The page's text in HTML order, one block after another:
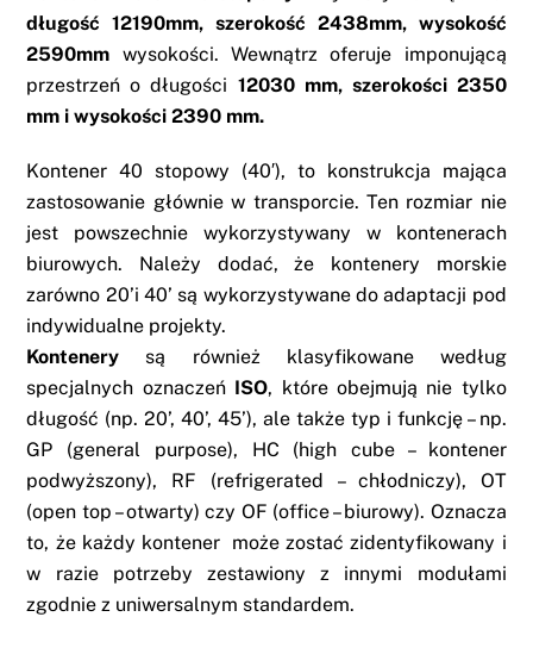
długość 12190mm, szerokość 2438mm, wysokość
2590mm wysokości. Wewnątrz oferuje imponującą
przestrzeń o długości 12030 mm, szerokości 2350
mm i wysokości 2390 mm.
Kontener40 stopowy (40′), to konstrukcja mająca
zastosowanie głównie w transporcie. Ten rozmiar nie
jest powszechnie wykorzystywany w kontenerach
biurowych. Należy dodać, że kontenery morskie
zarówno 20’i 40’ są wykorzystywane do adaptacji pod
indywidualne projekty.
Kontenery są również klasyfikowane według
specjalnych oznaczeń ISO, które obejmują nie tylko
długość (np. 20’, 40’, 45’), ale także typ i funkcję – np.
GP (general purpose), HC (high cube – kontener
podwyższony), RF (refrigerated – chłodniczy), OT
(open top – otwarty) czy OF (office – biurowy). Oznacza
to, że każdy kontener może zostać zidentyfikowany i
w razie potrzeby zestawiony z innymi modułami
zgodnie z uniwersalnym standardem.